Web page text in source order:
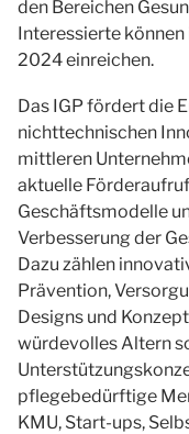
den Bereichen
Interessierte
2024 einreichen.
Das IGP fördert die
nichttechnischen
mittleren
aktuelle
Geschäftsmodelle
Verbesserung der
Dazu zählen
Prävention,
Designs und
würdevolles Altern
pflegebedürftige
KMU, Start-ups,